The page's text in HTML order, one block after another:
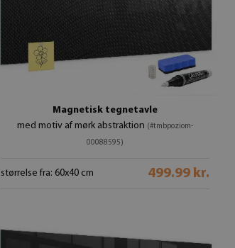
Magnetisk tegnetavle
med motiv af mørk abstraktion (#tmbpoziom-
00088595)
størrelse fra: 60x40 cm 499.99 kr.